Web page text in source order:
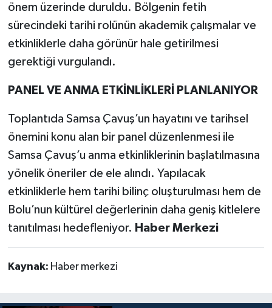
önem üzerinde duruldu. Bölgenin fetih
sürecindeki tarihi rolünün akademik çalışmalar ve
etkinliklerle daha görünür hale getirilmesi
gerektiği vurgulandı.
PANEL VE ANMA ETKİNLİKLERİ PLANLANIYOR
Toplantıda Samsa Çavuş’un hayatını ve tarihsel
önemini konu alan bir panel düzenlenmesi ile
Samsa Çavuş’u anma etkinliklerinin başlatılmasına
yönelik öneriler de ele alındı. Yapılacak
etkinliklerle hem tarihi bilinç oluşturulması hem de
Bolu’nun kültürel değerlerinin daha geniş kitlelere
tanıtılması hedefleniyor. Haber Merkezi
Kaynak: Haber merkezi